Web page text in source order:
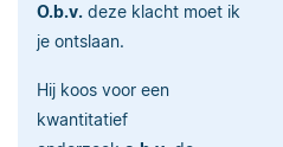
O.b.v. deze klacht moet ik
je ontslaan.
Hij koos voor een
kwantitatief